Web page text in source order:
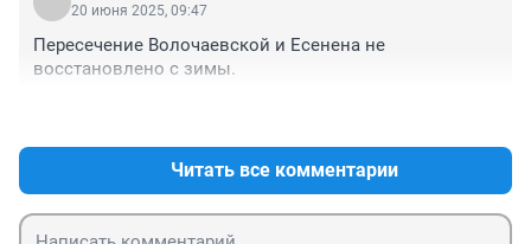
20 июня 2025, 09:47
Пересечение Волочаевской и Есенена не
восстановлено с зимы.
Читать все комментарии